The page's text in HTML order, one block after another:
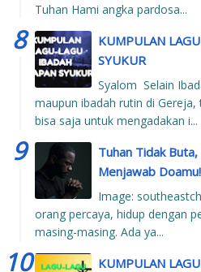
Tuhan Hami angka pardosa...
KUMPULAN
SYUKUR
Syalom Selain
maupun ibadah rutin di
bisa saja untuk mengadakan i...
Tuhan Tidak Buta,
Menjawab Doamu!
Image:
orang percaya, hidup dengan
masing-masing. Ada ya...
KUMPULAN